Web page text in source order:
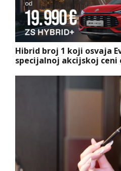
Hibrid broj 1 koji osvaja
specijalnoj akcijskoj ceni